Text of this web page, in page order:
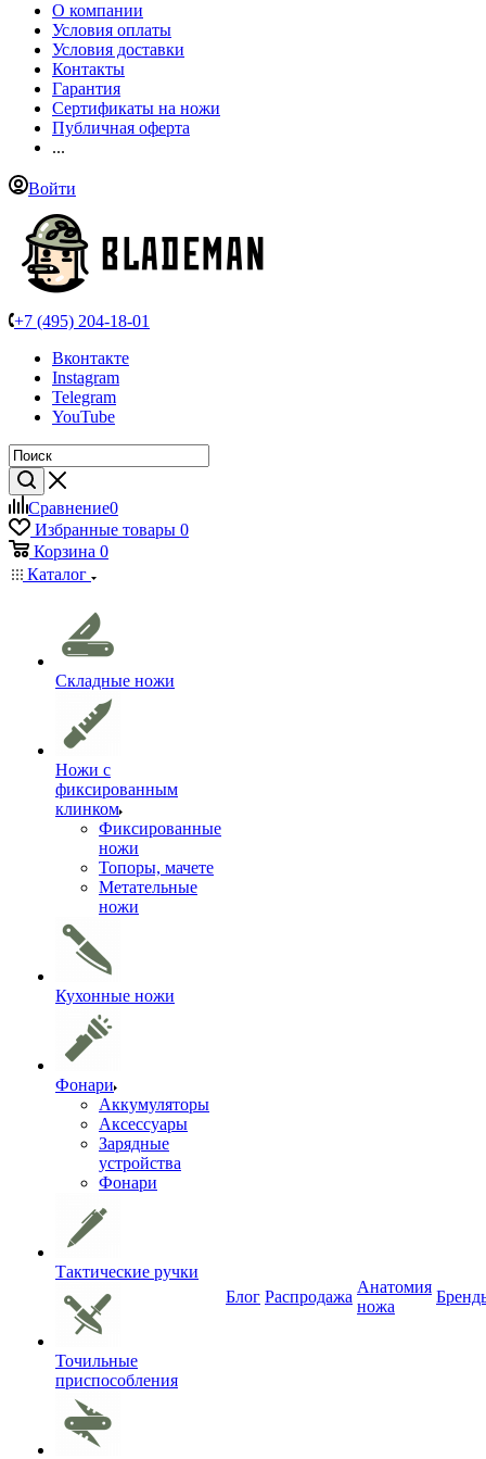
О компании
Условия оплаты
Условия доставки
Контакты
Гарантия
Сертификаты на ножи
Публичная оферта
...
Войти
+7 (495) 204-18-01
Вконтакте
Instagram
Telegram
YouTube
Сравнение0
Избранные товары 0
Корзина 0
Каталог
Складные ножи
Ножи с
фиксированным
клинком
Фиксированные
ножи
Топоры, мачете
Метательные
ножи
Кухонные ножи
Фонари
Аккумуляторы
Аксессуары
Зарядные
устройства
Фонари
Тактические ручки
Точильные
приспособления
Блог Распродажа
Анатомия
ножа